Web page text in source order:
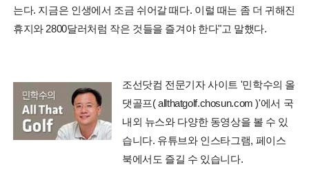
는다. 지금은 인생에서 조금 쉬어갈 때다. 이럴 때는 좀 더 귀해진
휴지와 2800달러처럼 작은 것들을 즐겨야 한다"고 말했다.
조선닷컴 전문기자 사이트 '민학수의 올
댓골프( allthatgolf.chosun.com )'에서 국
내외 뉴스와 다양한 동영상을 볼 수 있
습니다. 유튜브와 인스타그램, 페이스
북에서도 즐길 수 있습니다.